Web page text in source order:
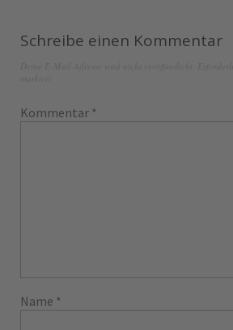
Schreibe einen Kommentar
Kommentar *
Name *